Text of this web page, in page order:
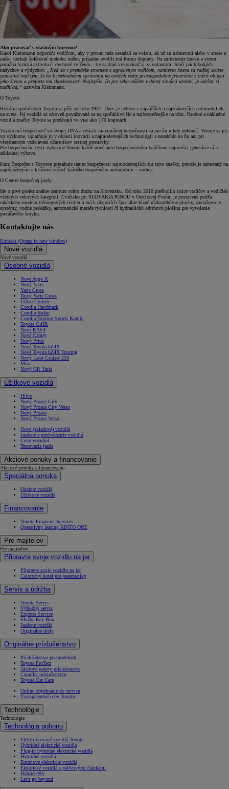
Ako pracovať s vlastným hnevom?
Karol Kleinmann odporúča vodičom, aby v prvom rade nesadali za volant, ak už sú nahnevaní alebo v strese a
radšej nechali šoférovať niekoho iného, prípadne zvolili inú formu dopravy. Na zmiernenie hnevu a stresu
pomáha fyzická aktivita či dychové cvičenia – tie sa dajú vykonávať aj za volantom. Stačí pár hlbokých
nádychov a výdychov.
„Keď sa v premávke stretnete s agresívnym vodičom, namiesto hnevu sa radšej skúste
zamyslieť nad tým, že ho k nevhodnému správaniu na cestách vedie pravdepodobne frustrácia z iných oblastí
jeho života a prejavte mu zhovievavosť. Najlepšie, čo pre seba môžete v danej situácii urobiť, je udržať si
nadhľad,“ uzatvára Kleinmann.
O Toyote:
História spoločnosti Toyota sa píše od roku 1937. Dnes je jednou z najväčších a najznámejších automobiliek
na svete. Jej vozidlá sú zároveň považované za najspoľahlivejšie a najbezpečnejšie na trhu. Osobné a nákladné
vozidlá značky Toyota sa predávajú vo viac ako 170 krajinách.
Toyota má bezpečnosť vo svojej DNA a cesta k maximálnej bezpečnosti sa pre ňu nikdy nekončí. Venuje sa jej
vo výskume, uplatňuje ju v oblasti inovácií a najmodernejších technológií a nezabúda na ňu ani pri
všestrannom vzdelávaní účastníkov cestnej premávky.
Pre bezpečnejšie cesty vybavuje Toyota každé nové auto bezpečnostným balíčkom najnovšej generácie už v
základnej výbave.
Kurz Bezpečne s Toyotou presahuje rámec bezpečnosti najmodernejších áut tejto značky, pretože je zameraný na
najdôležitejšiu a kľúčovú súčasť každého bezpečného automobilu – vodiča.
O Centre bezpečnej jazdy:
Ide o prvé profesionálne centrum tohto druhu na Slovensku. Od roku 2010 preškolilo tisíce vodičov a vodičiek
všetkých vekových kategórií. Cvičisko pri SLOVAKIA RINGU v Orechovej Potôni je postavené podľa
rakúskeho modelu tréningových centier a má k dispozícii špeciálne klzné nízkoadhézne plochy, zavlažovacie
systémy, vodné prekážky, automatické merače rýchlosti či hydraulickú odtrhovú plošinu pre vyvolanie
pretáčavého šmyku.
Kontaktujte nás
Kontakt (Opens in new window)
Nové vozidlá
Nové vozidlá
Osobné vozidlá
Nové Aygo X
Nový Yaris
Yaris Cross
Nový Yaris Cross
Urban Cruiser
Corolla Hatchback
Corolla Sedan
Corolla Touring Sports Kombi
Toyota C-HR
Nová RAV4
Nová Camry
Nový Prius
Nová Toyota bZ4X
Nová Toyota bZ4X Touring
Nový Land Cruiser 250
Mirai
Nový GR Yaris
Úžitkové vozidlá
Hilux
Nový Proace City
Nový Proace City Verso
Nový Proace
Nový Proace Verso
Nové (skladové) vozidlá
Jazdené a predvádzacie vozidlá
Ceny vozidiel
Testovacia jazda
Akciové ponuky a financovanie
Akciové ponuky a financovanie
Špeciálna ponuka
Osobné vozidlá
Úžitkové vozidlá
Financovanie
Toyota Financial Services
Operatívny leasing KINTO ONE
Pre majiteľov
Pre majiteľov
Připravte svoje vozidlo na jar
Připravte svoje vozidlo na jar
Celoročný hotel pre pneumatiky
Servis a údržba
Toyota Servis
Výhodný servis
Express Service
Služba Key Box
Jazdené vozidlá
Originálne diely
Originálne príslušenstvo
Príslušenstvo po modeloch
Toyota ProTect
Akciové pakety príslušenstva
Cenníky príslušenstva
Toyota Car Care
Online objednanie do servisu
Transparentné ceny Toyota
Technológie
Technológie
Technológia pohonu
Elektrifikované vozidlá Toyota
Hybridné elektrické vozidlá
Plug-in hybridné elektrické vozidlá
Hybridné vozidlá
Batériové elektrické vozidlá
Elektrické vozidlá s palivovými článkami
Hybrid 48V
Let's go beyond